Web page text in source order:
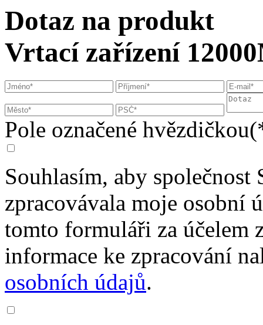
Dotaz na produkt
Vrtací zařízení
Pole označené
Souhlasím, aby společnost
zpracovávala moje osobní
tomto formuláři za účelem
informace ke zpracování
osobních údajů.